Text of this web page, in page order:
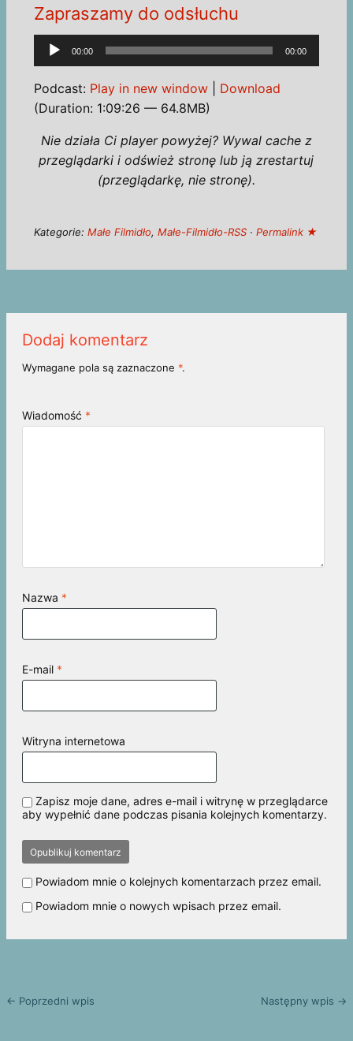
Zapraszamy do odsłuchu
Odtwarzacz
plików
dźwiękowych
00:00 00:00
Podcast: Play in new window| Download
(Duration: 1:09:26 — 64.8MB)
Nie działa Ci player powyżej? Wywal cache z
przeglądarki i odśwież stronę lub ją zrestartuj
(przeglądarkę, nie stronę).
Kategorie: Małe Filmidło, Małe-Filmidło-RSS· Permalink ★
Dodaj komentarz
Wymagane pola są zaznaczone *.
Wiadomość *
Nazwa *
E-mail *
Witryna internetowa
Zapisz moje dane, adres e-mail i witrynę w przeglądarce
aby wypełnić dane podczas pisania kolejnych komentarzy.
Powiadom mnie o kolejnych komentarzach przez email.
Powiadom mnie o nowych wpisach przez email.
← Poprzedni wpis Następny wpis →